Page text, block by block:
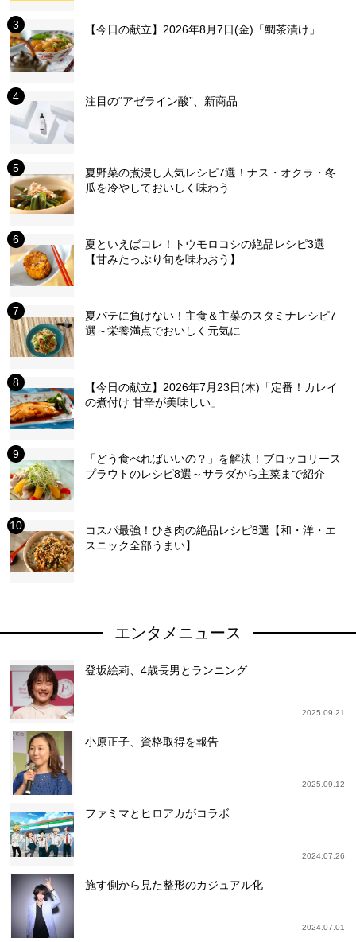
【今日の献立】2026年8月7日(金)「鯛茶漬け」
注目の“アゼライン酸”、新商品
夏野菜の煮浸し人気レシピ7選！ナス・オクラ・冬
瓜を冷やしておいしく味わう
夏といえばコレ！トウモロコシの絶品レシピ3選
【甘みたっぷり旬を味わおう】
夏バテに負けない！主食＆主菜のスタミナレシピ7
選～栄養満点でおいしく元気に
【今日の献立】2026年7月23日(木)「定番！カレイ
の煮付け 甘辛が美味しい」
「どう食べればいいの？」を解決！ブロッコリース
プラウトのレシピ8選～サラダから主菜まで紹介
コスパ最強！ひき肉の絶品レシピ8選【和・洋・エ
スニック全部うまい】
エンタメニュース
登坂絵莉、4歳長男とランニング
2025.09.21
小原正子、資格取得を報告
2025.09.12
ファミマとヒロアカがコラボ
2024.07.26
施す側から見た整形のカジュアル化
2024.07.01